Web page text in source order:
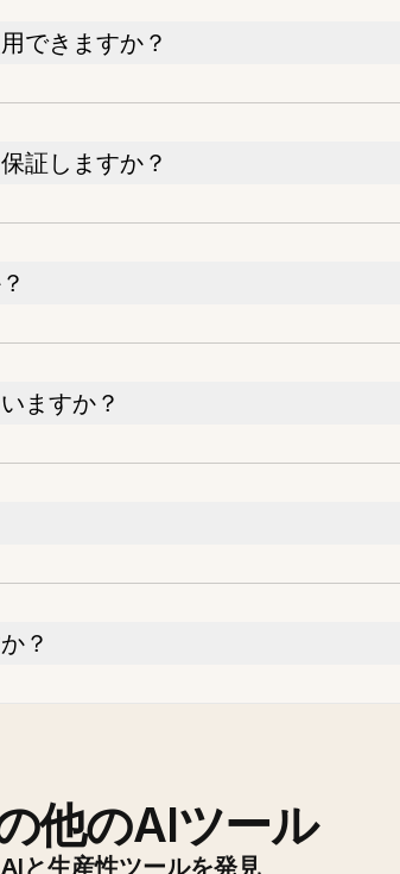
できますか？
証しますか？
ますか？
？
他のAIツール
AIと生産性ツールを発見